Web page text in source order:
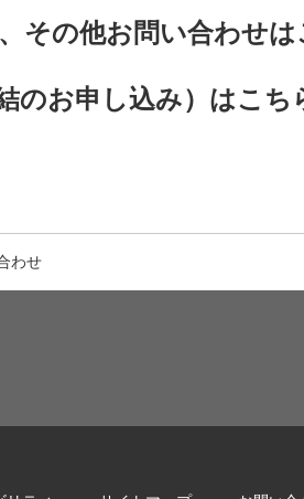
その他お問い合わせ
のお申し込み）はこち
わせ